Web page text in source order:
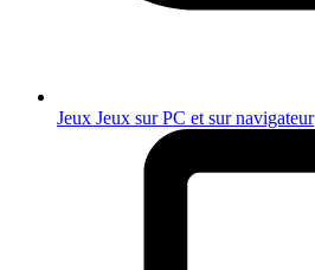
Jeux Jeux sur PC et sur navigateur